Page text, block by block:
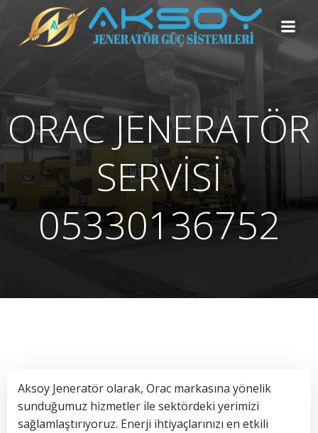
İçeriğe
geç
ORAC JENERATÖR
SERVİSİ
05330136752
Aksoy Jeneratör olarak, Orac markasına yönelik
sunduğumuz hizmetler ile sektördeki yerimizi
sağlamlaştırıyoruz. Enerji ihtiyaçlarınızı en etkili